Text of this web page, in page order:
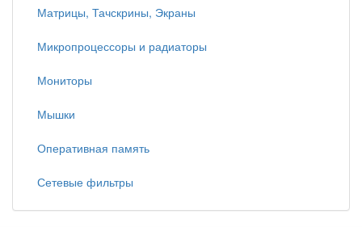
Матрицы, Тачскрины, Экраны
Микропроцессоры и радиаторы
Мониторы
Мышки
Оперативная память
Сетевые фильтры